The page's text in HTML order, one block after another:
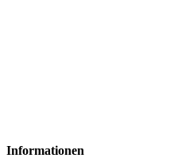
Informationen